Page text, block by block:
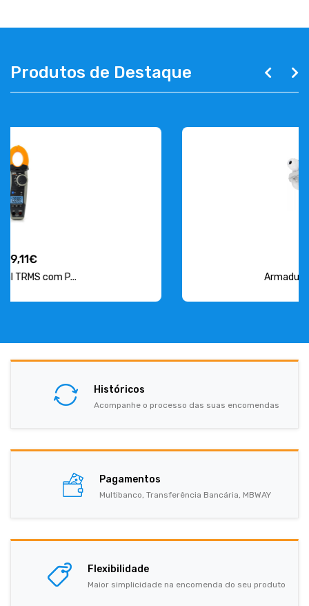
Produtos de Destaque
Históricos
Acompanhe o processo das suas encomendas
Pagamentos
Multibanco, Transferência Bancária, MBWAY
Flexibilidade
Maior simplicidade na encomenda do seu produto